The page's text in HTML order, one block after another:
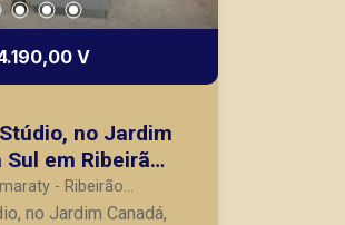
V
no Jardim
Sul em Ribeirão
- Ribeirão
no Jardim Canadá,